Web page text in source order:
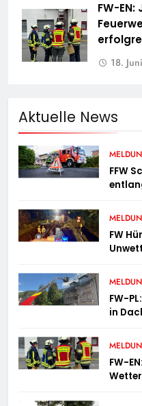
FW-
18.
Aktuelle News
FFW
FW
FW-
in
FW-